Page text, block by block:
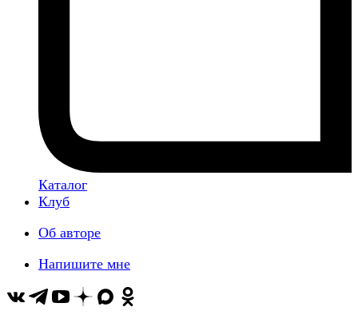
Каталог
Клуб
Об авторе
Напишите мне